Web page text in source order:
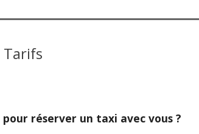
Tarifs
réserver un taxi avec vous ?